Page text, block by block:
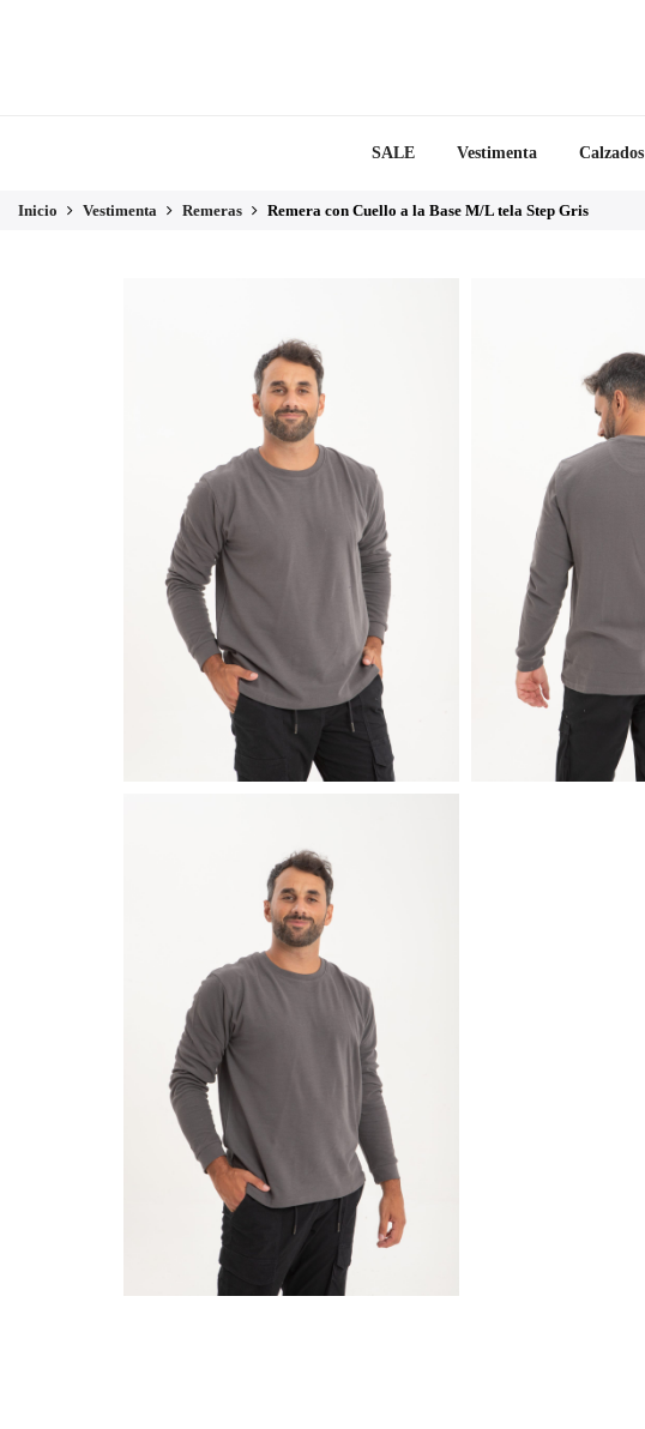
SALE Vestimenta Calzados
Inicio Vestimenta Remeras Remera con Cuello a la Base M/L tela Step Gris